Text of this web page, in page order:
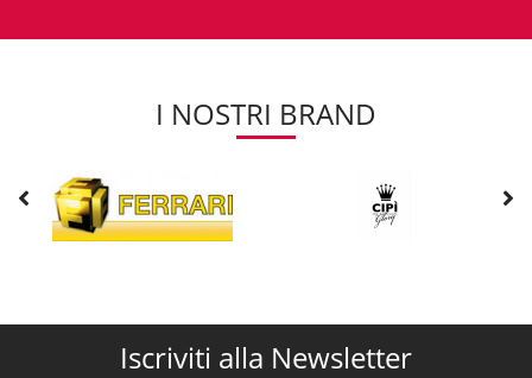
I NOSTRI BRAND
Iscriviti alla Newsletter